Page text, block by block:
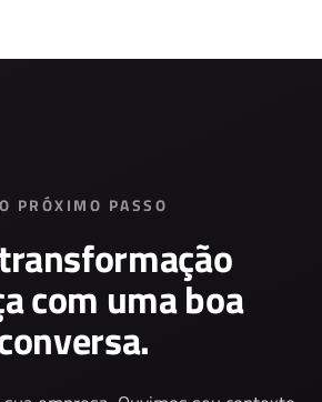
PRÓXIMO PASSO
com uma boa